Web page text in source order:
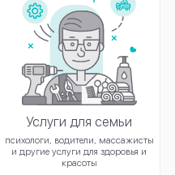
Услуги для семьи
психологи, водители, массажисты
и другие услуги для здоровья и
красоты